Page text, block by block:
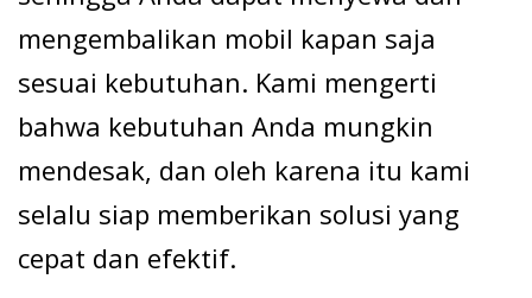
mengembalikan mobil kapan saja
sesuai kebutuhan. Kami mengerti
bahwa kebutuhan Anda mungkin
mendesak, dan oleh karena itu kami
selalu siap memberikan solusi yang
cepat dan efektif.